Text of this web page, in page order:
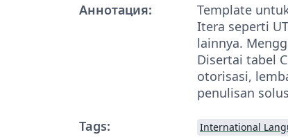
Аннотация:
Template
Itera seperti
lainnya.
Disertai tabel
otorisasi,
penulisan
Tags:
International